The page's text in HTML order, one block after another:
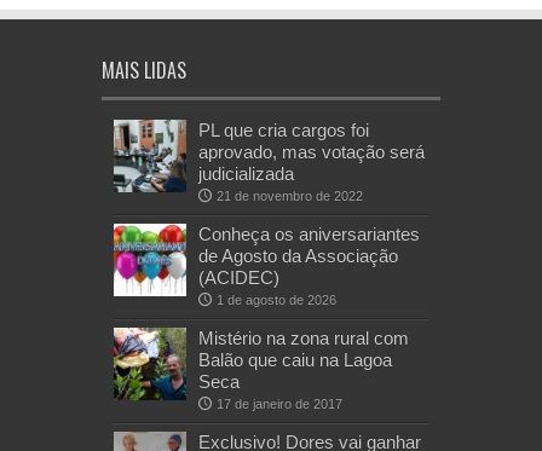
MAIS LIDAS
PL que cria cargos foi
aprovado, mas votação será
judicializada
21 de novembro de 2022
Conheça os aniversariantes
de Agosto da Associação
(ACIDEC)
1 de agosto de 2026
Mistério na zona rural com
Balão que caiu na Lagoa
Seca
17 de janeiro de 2017
Exclusivo! Dores vai ganhar